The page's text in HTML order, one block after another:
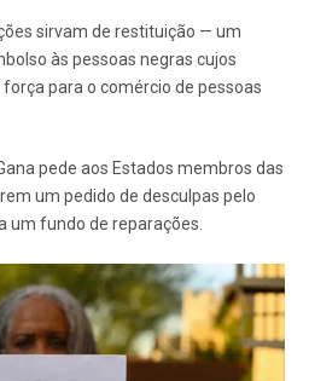
sirvam de restituição — um
às pessoas negras cujos
para o comércio de pessoas
pede aos Estados membros das
um pedido de desculpas pelo
um fundo de reparações.